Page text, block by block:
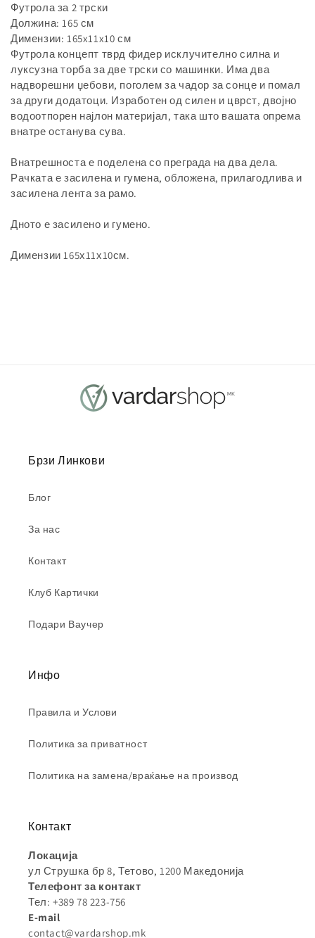
Футрола за 2 трски
Должина: 165 см
Димензии: 165x11x10 см
Футрола концепт тврд фидер исклучително силна и
луксузна торба за две трски со машинки. Има два
надворешни џебови, поголем за чадор за сонце и помал
за други додатоци. Изработен од силен и цврст, двојно
водоотпорен најлон материјал, така што вашата опрема
внатре останува сува.
Внатрешноста е поделена со преграда на два дела.
Рачката е засилена и гумена, обложена, прилагодлива и
засилена лента за рамо.
Дното е засилено и гумено.
Димензии 165х11х10см.
Брзи Линкови
Блог
За нас
Контакт
Клуб Картички
Подари Ваучер
Инфо
Правила и Услови
Политика за приватност
Политика на замена/враќање на производ
Контакт
Локација
ул Струшка бр 8, Тетово, 1200 Македонија
Телефонт за контакт
Тел: +389 78 223-756
E-mail
contact@vardarshop.mk